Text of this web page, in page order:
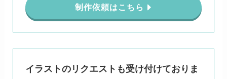
制作依頼はこちら
イラストのリクエストも受け付けておりま